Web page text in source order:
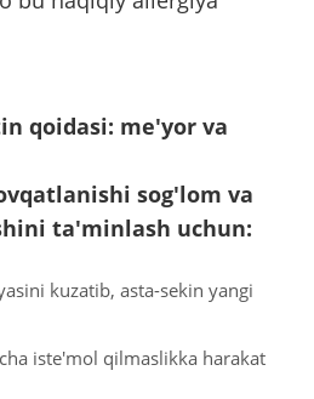
qoidasi: me'yor va
sog'lom va
ta'minlash uchun:
kuzatib, asta-sekin yangi
iste'mol qilmaslikka harakat